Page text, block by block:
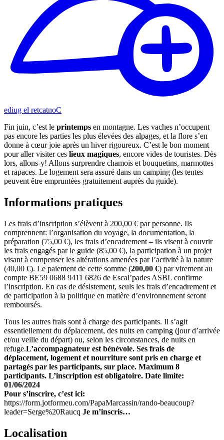
Contacter le guide
Fin juin, c’est le printemps en montagne. Les vaches n’occupent
pas encore les parties les plus élevées des alpages, et la flore s’en
donne à cœur joie après un hiver rigoureux. C’est le bon moment
pour aller visiter ces lieux magiques, encore vides de touristes. Dès
lors, allons-y! Allons surprendre chamois et bouquetins, marmottes
et rapaces. Le logement sera assuré dans un camping (les tentes
peuvent être empruntées gratuitement auprès du guide).
Informations pratiques
Les frais d’inscription s’élèvent à 200,00 € par personne. Ils
comprennent: l’organisation du voyage, la documentation, la
préparation (75,00 €), les frais d’encadrement – ils visent à couvrir
les frais engagés par le guide (85,00 €), la participation à un projet
visant à compenser les altérations amenées par l’activité à la nature
(40,00 €). Le paiement de cette somme (200,00 €) par virement au
compte BE59 0688 9411 6826 de Escal’pades ASBL confirme
l’inscription. En cas de désistement, seuls les frais d’encadrement et
de participation à la politique en matière d’environnement seront
remboursés.
Tous les autres frais sont à charge des participants. Il s’agit
essentiellement du déplacement, des nuits en camping (jour d’arrivée
et/ou veille du départ) ou, selon les circonstances, de nuits en
refuge.L’accompagnateur est bénévole. Ses frais de
déplacement, logement et nourriture sont pris en charge et
partagés par les participants, sur place. Maximum 8
participants. L’inscription est obligatoire. Date limite:
01/06/2024
Pour s’inscrire, c’est ici:
https://form.jotformeu.com/PapaMarcassin/rando-beaucoup?
leader=Serge%20Raucq Je m’inscris…
Localisation